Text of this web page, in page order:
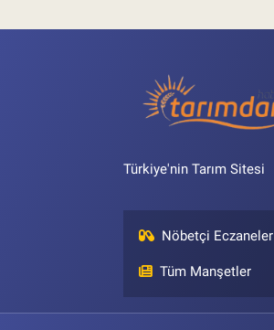
Türkiye'nin Tarım Sitesi
Nöbetçi Eczaneler
Tüm Manşetler
Tahıllar ve Baklagiller